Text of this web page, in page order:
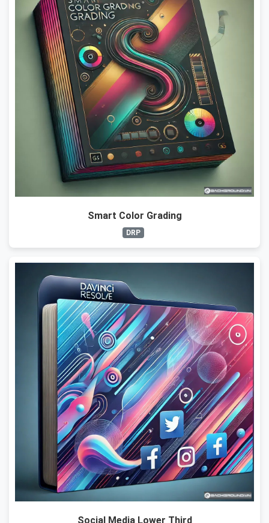
Smart Color Grading
DRP
Social Media Lower Third